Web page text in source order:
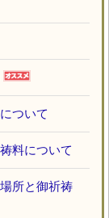
ついて
料について
所と御祈祷